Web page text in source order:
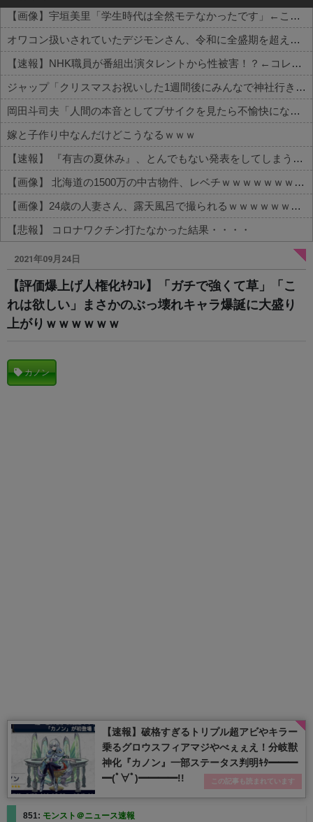
【画像】宇垣美里「学生時代は全然モテなかったです」←これほんまかぁ？w w w w w w w w
オワコン扱いされていたデジモンさん、令和に全盛期を超える利益を生み出していた
【速報】NHK職員が番組出演タレントから性被害！？←コレマジならヤバくねーか？
ジャップ「クリスマスお祝いした1週間後にみんなで神社行きます」←これ
岡田斗司夫「人間の本音としてブサイクを見たら不愉快になる。この責任をどうとるんだ」
嫁と子作り中なんだけどこうなるｗｗｗ
【速報】 『有吉の夏休み』、とんでもない発表をしてしまう！！！！！
【画像】 北海道の1500万の中古物件、レベチｗｗｗｗｗｗｗｗｗｗｗｗｗｗｗｗｗｗｗｗ
【画像】24歳の人妻さん、露天風呂で撮られるｗｗｗｗｗｗｗｗｗｗｗｗｗｗｗｗｗ
【悲報】 コロナワクチン打たなかった結果・・・・
Powered by livedoor 相互RSS
2021年09月24日
【評価爆上げ人権化ｷﾀｺﾚ】「ガチで強くて草」「こ
れは欲しい」まさかのぶっ壊れキャラ爆誕に大盛り
上がりｗｗｗｗｗｗ
カノン
【速報】破格すぎるトリプル超アビやキラー
乗るグロウスフィアマジやべぇぇえ！分岐獣
神化『カノン』一部ステータス判明ｷﾀ━━━
━(ﾟ∀ﾟ)━━━━!!
この記事も読まれています
851: モンスト＠ニュース速報